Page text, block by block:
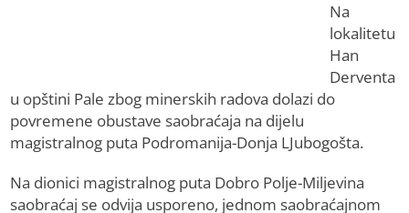
Na
lokalitetu
Han
Derventa
u opštini Pale zbog minerskih radova dolazi do
povremene obustave saobraćaja na dijelu
magistralnog puta Podromanija-Donja LJubogošta.
Na dionici magistralnog puta Dobro Polje-Miljevina
saobraćaj se odvija usporeno, jednom saobraćajnom